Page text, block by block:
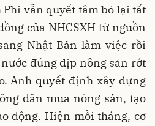
vẫn quyết tâm bỏ lại tất
của NHCSXH từ nguồn
Nhật Bản làm việc rồi
đúng dịp nông sản rớt
Anh quyết định xây dựng
dân mua nông sản, tạo
động. Hiện mỗi tháng, cơ